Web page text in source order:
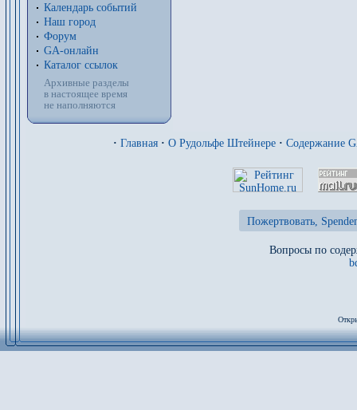
Календарь событий
Наш город
Форум
GA-онлайн
Каталог ссылок
Архивные разделы
в настоящее время
не наполняются
· Главная · О Рудольфе Штейнере · Содержание
Пожертвовать,
Вопросы по